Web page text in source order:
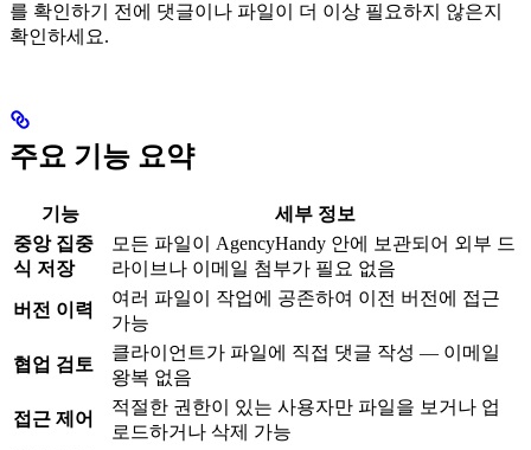
를 확인하기 전에 댓글이나 파일이 더 이상 필요하지 않은지
확인하세요.
주요 기능 요약
기능
세부 정보
중앙 집중
식 저장
모든 파일이 AgencyHandy 안에 보관되어 외부 드
라이브나 이메일 첨부가 필요 없음
버전 이력
여러 파일이 작업에 공존하여 이전 버전에 접근
가능
협업 검토
클라이언트가 파일에 직접 댓글 작성 — 이메일
왕복 없음
접근 제어
적절한 권한이 있는 사용자만 파일을 보거나 업
로드하거나 삭제 가능